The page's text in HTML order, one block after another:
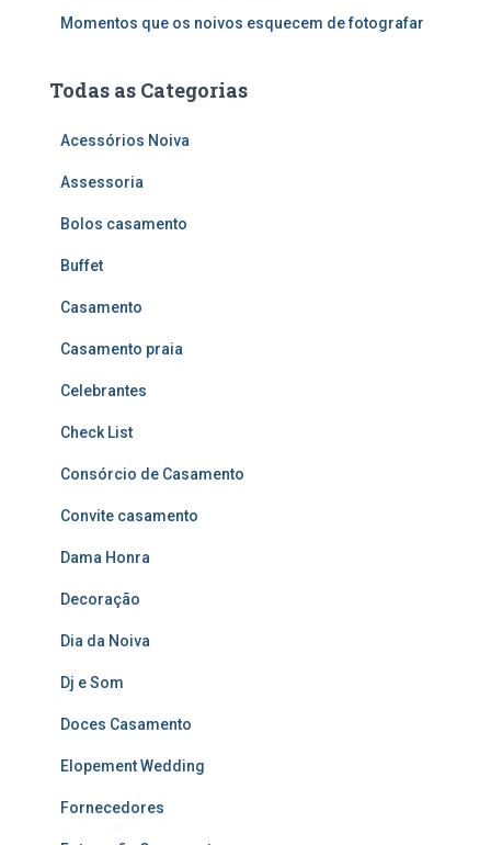
Momentos que os noivos esquecem de fotografar
Todas as Categorias
Acessórios Noiva
Assessoria
Bolos casamento
Buffet
Casamento
Casamento praia
Celebrantes
Check List
Consórcio de Casamento
Convite casamento
Dama Honra
Decoração
Dia da Noiva
Dj e Som
Doces Casamento
Elopement Wedding
Fornecedores